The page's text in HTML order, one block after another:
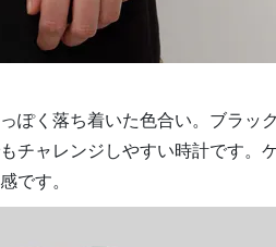
ぽく落ち着いた色合い。ブラッ
チャレンジしやすい時計です。
です。